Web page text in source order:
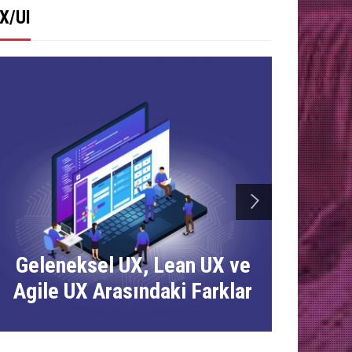
UI
Geleneksel UX, Lean UX ve
Agile UX Arasındaki Farklar
next